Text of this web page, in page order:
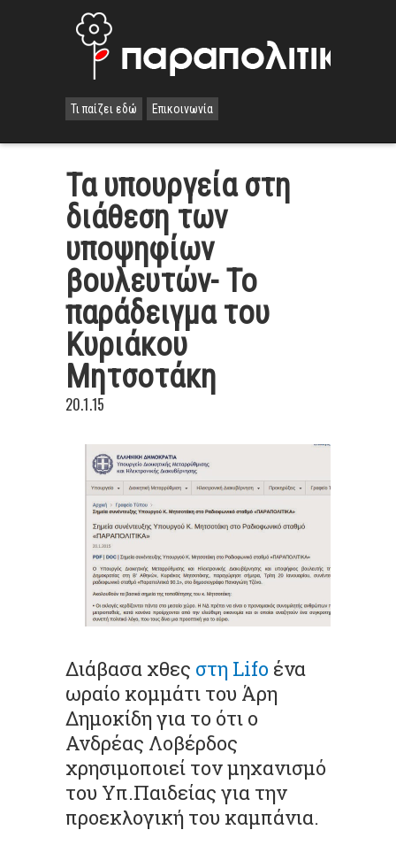
Τι παίζει εδώ Επικοινωνία
Τα υπουργεία στη
διάθεση των
υποψηφίων
βουλευτών- Το
παράδειγμα του
Κυριάκου
Μητσοτάκη
20.1.15
Διάβασα χθες στη Lifo ένα
ωραίο κομμάτι του Άρη
Δημοκίδη για το ότι ο
Ανδρέας Λοβέρδος
χρησιμοποιεί τον μηχανισμό
του Υπ.Παιδείας για την
προεκλογική του καμπάνια.